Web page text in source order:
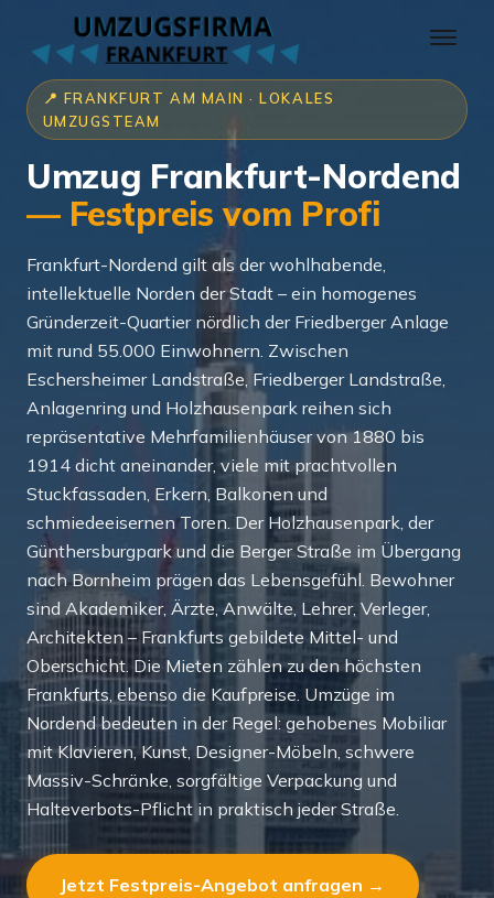
📍 FRANKFURT AM MAIN · LOKALES
UMZUGSTEAM
Umzug Frankfurt-Nordend
— Festpreis vom Profi
Frankfurt-Nordend gilt als der wohlhabende,
intellektuelle Norden der Stadt – ein homogenes
Gründerzeit-Quartier nördlich der Friedberger Anlage
mit rund 55.000 Einwohnern. Zwischen
Eschersheimer Landstraße, Friedberger Landstraße,
Anlagenring und Holzhausenpark reihen sich
repräsentative Mehrfamilienhäuser von 1880 bis
1914 dicht aneinander, viele mit prachtvollen
Stuckfassaden, Erkern, Balkonen und
schmiedeeisernen Toren. Der Holzhausenpark, der
Günthersburgpark und die Berger Straße im Übergang
nach Bornheim prägen das Lebensgefühl. Bewohner
sind Akademiker, Ärzte, Anwälte, Lehrer, Verleger,
Architekten – Frankfurts gebildete Mittel- und
Oberschicht. Die Mieten zählen zu den höchsten
Frankfurts, ebenso die Kaufpreise. Umzüge im
Nordend bedeuten in der Regel: gehobenes Mobiliar
mit Klavieren, Kunst, Designer-Möbeln, schwere
Massiv-Schränke, sorgfältige Verpackung und
Halteverbots-Pflicht in praktisch jeder Straße.
Jetzt Festpreis-Angebot anfragen →